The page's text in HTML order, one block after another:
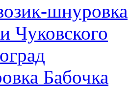
шнуровка
Чуковского
Бабочка